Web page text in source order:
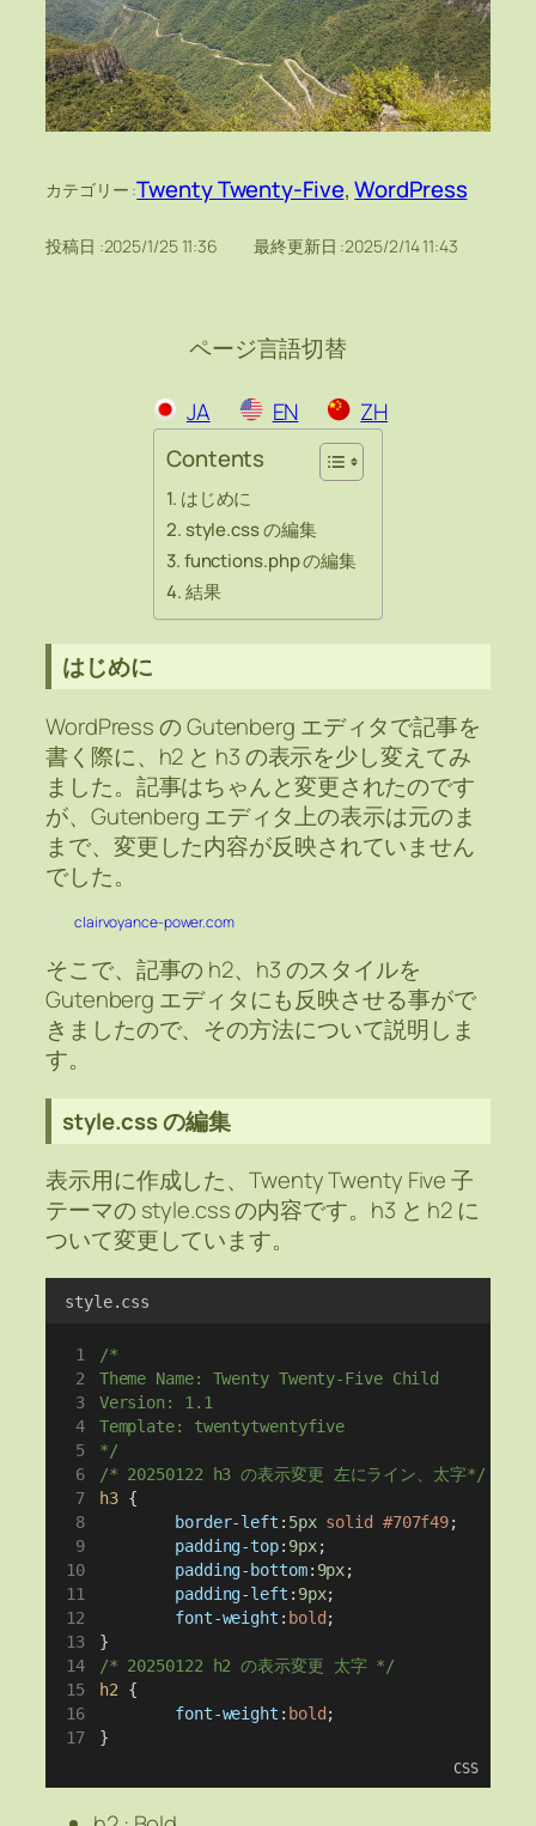
カテゴリー :Twenty Twenty-Five, WordPress
投稿日 :2025/1/25 11:36 最終更新日 :2025/2/14 11:43
ページ言語切替
EN
JA
ZH
Contents
はじめに
style.css の編集
functions.php の編集
結果
はじめに
WordPress の Gutenberg エディタで記事を
書く際に、h2 と h3 の表示を少し変えてみ
ました。記事はちゃんと変更されたのです
が、Gutenberg エディタ上の表示は元のま
まで、変更した内容が反映されていません
でした。
clairvoyance-power.com
そこで、記事の h2、h3 のスタイルを
Gutenberg エディタにも反映させる事がで
きましたので、その方法について説明しま
す。
style.css の編集
表示用に作成した、Twenty Twenty Five 子
テーマの style.css の内容です。h3 と h2 に
ついて変更しています。
style.css
/*
Theme Name: Twenty Twenty-Five Child
Version: 1.1
Template: twentytwentyfive
*/
/* 20250122 h3 の表示変更 左にライン、太字*/
h3 {
border-left : 5px solid #707f49;
padding-top: 9px;
padding-bottom: 9px;
padding-left : 9px;
font-weight : bold ;
}
/* 20250122 h2 の表示変更 太字 */
h2 {
font-weight : bold ;
}
CSS